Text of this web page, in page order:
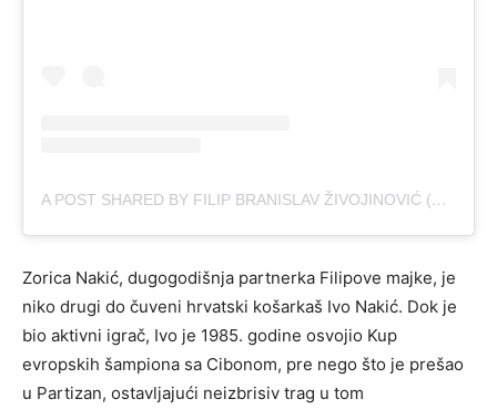
A POST SHARED BY FILIP BRANISLAV ŽIVOJINOVIĆ (@F.ZIVOJINOVIC)
Zorica Nakić, dugogodišnja partnerka Filipove majke, je
niko drugi do čuveni hrvatski košarkaš Ivo Nakić. Dok je
bio aktivni igrač, Ivo je 1985. godine osvojio Kup
evropskih šampiona sa Cibonom, pre nego što je prešao
u Partizan, ostavljajući neizbrisiv trag u tom